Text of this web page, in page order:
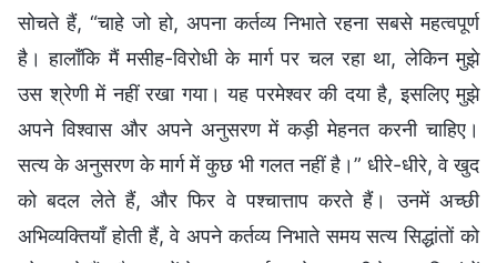
सोचते हैं, “चाहे जो हो, अपना कर्तव्य निभाते रहना सबसे महत्वपूर्ण
है। हालाँकि मैं मसीह-विरोधी के मार्ग पर चल रहा था, लेकिन मुझे
उस श्रेणी में नहीं रखा गया। यह परमेश्वर की दया है, इसलिए मुझे
अपने विश्वास और अपने अनुसरण में कड़ी मेहनत करनी चाहिए।
सत्य के अनुसरण के मार्ग में कुछ भी गलत नहीं है।” धीरे-धीरे, वे खुद
को बदल लेते हैं, और फिर वे पश्चात्ताप करते हैं। उनमें अच्छी
अभिव्यक्तियाँ होती हैं, वे अपने कर्तव्य निभाते समय सत्य सिद्धांतों को